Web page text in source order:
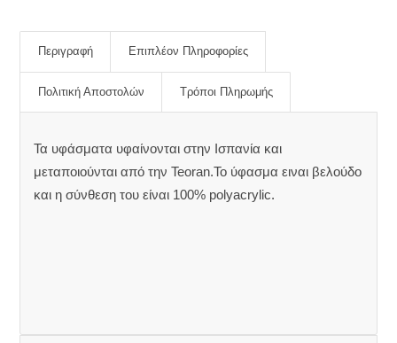
Περιγραφή Επιπλέον Πληροφορίες
Πολιτική Αποστολών Τρόποι Πληρωμής
Τα υφάσματα υφαίνονται στην Ισπανία και
μεταποιούνται από την Teoran.Το ύφασμα ειναι βελούδο
και η σύνθεση του είναι 100% polyacrylic.